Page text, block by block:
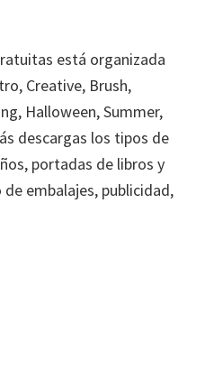
está organizada
Creative, Brush,
Halloween, Summer,
descargas los tipos de
portadas de libros y
embalajes, publicidad,